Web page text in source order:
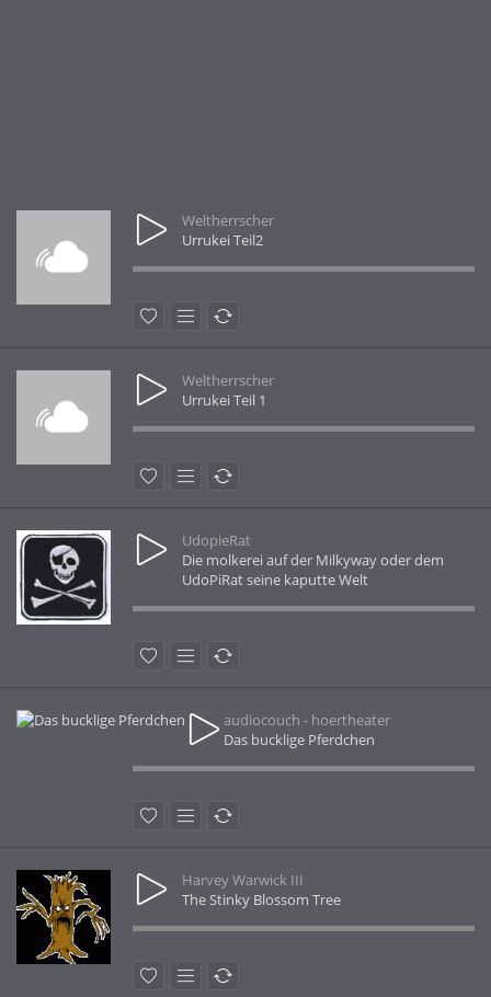
Weltherrscher
Urrukei Teil2
Weltherrscher
Urrukei Teil 1
UdopieRat
Die molkerei auf der Milkyway oder dem
UdoPiRat seine kaputte Welt
audiocouch - hoertheater
Das bucklige Pferdchen
Harvey Warwick III
The Stinky Blossom Tree